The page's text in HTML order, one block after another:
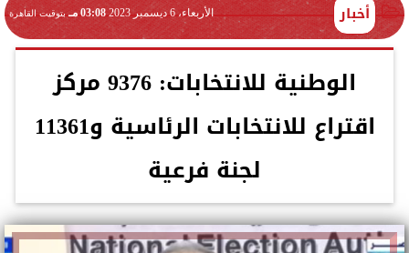
أخبار الأربعاء، 6 ديسمبر 2023 03:08 مـ بتوقيت القاهرة
الوطنية للانتخابات: 9376 مركز
اقتراع للانتخابات الرئاسية و11361
لجنة فرعية